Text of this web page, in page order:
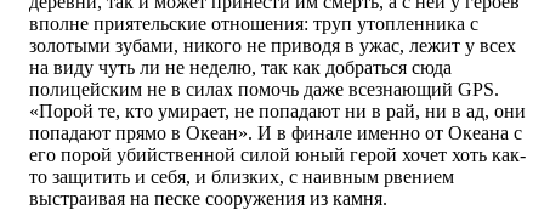
вполне приятельские отношения: труп утопленника с
золотыми зубами, никого не приводя в ужас, лежит у всех
на виду чуть ли не неделю, так как добраться сюда
полицейским не в силах помочь даже всезнающий GPS.
«Порой те, кто умирает, не попадают ни в рай, ни в ад, они
попадают прямо в Океан». И в финале именно от Океана с
его порой убийственной силой юный герой хочет хоть как-
то защитить и себя, и близких, с наивным рвением
выстраивая на песке сооружения из камня.